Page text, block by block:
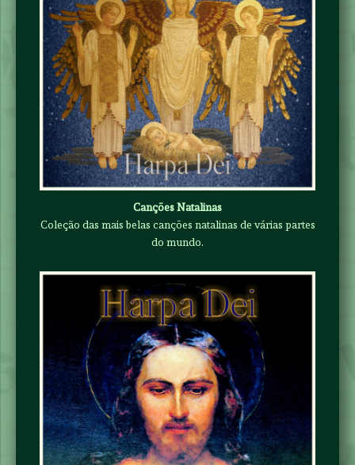
Canções Natalinas
Coleção das mais belas canções natalinas de várias partes
do mundo.